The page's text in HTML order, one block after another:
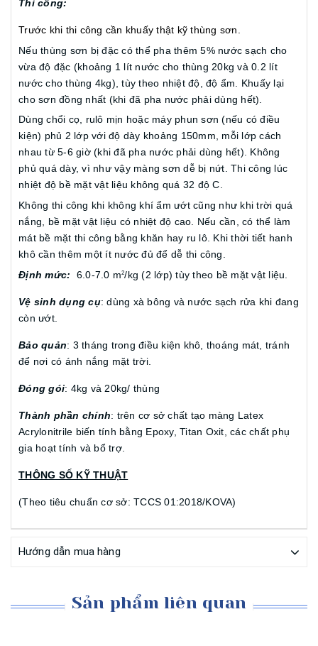
Thi công:
Trước khi thi công cần khuấy thật kỹ thùng sơn.
Nếu thùng sơn bị đặc có thể pha thêm 5% nước sạch cho
vừa độ đặc (khoảng 1 lít nước cho thùng 20kg và 0.2 lít
nước cho thùng 4kg), tùy theo nhiệt độ, độ ẩm. Khuấy lại
cho sơn đồng nhất (khi đã pha nước phải dùng hết).
Dùng chổi cọ, rulô mịn hoặc máy phun sơn (nếu có điều
kiện) phủ 2 lớp với độ dày khoảng 150mm, mỗi lớp cách
nhau từ 5-6 giờ (khi đã pha nước phải dùng hết). Không
phủ quá dày, vì như vậy màng sơn dễ bị nứt. Thi công lúc
nhiệt độ bề mặt vật liệu không quá 32 độ C.
Không thi công khi không khí ẩm ướt cũng như khi trời quá
nắng, bề mặt vật liệu có nhiệt độ cao. Nếu cần, có thể làm
mát bề mặt thi công bằng khăn hay ru lô. Khi thời tiết hanh
khô cần thêm một ít nước đủ để dễ thi công.
Định mức: 6.0-7.0 m2/kg (2 lớp) tùy theo bề mặt vật liệu.
Vệ sinh dụng cụ: dùng xà bông và nước sạch rửa khi đang
còn ướt.
Bảo quản: 3 tháng trong điều kiện khô, thoáng mát, tránh
để nơi có ánh nắng mặt trời.
Đóng gói: 4kg và 20kg/ thùng
Thành phần chính: trên cơ sở chất tạo màng Latex
Acrylonitrile biến tính bằng Epoxy, Titan Oxit, các chất phụ
gia hoạt tính và bổ trợ.
THÔNG SỐ KỸ THUẬT
(Theo tiêu chuẩn cơ sở: TCCS 01:2018/KOVA)
Hướng dẫn mua hàng
Sản phẩm liên quan